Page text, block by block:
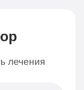
лечения